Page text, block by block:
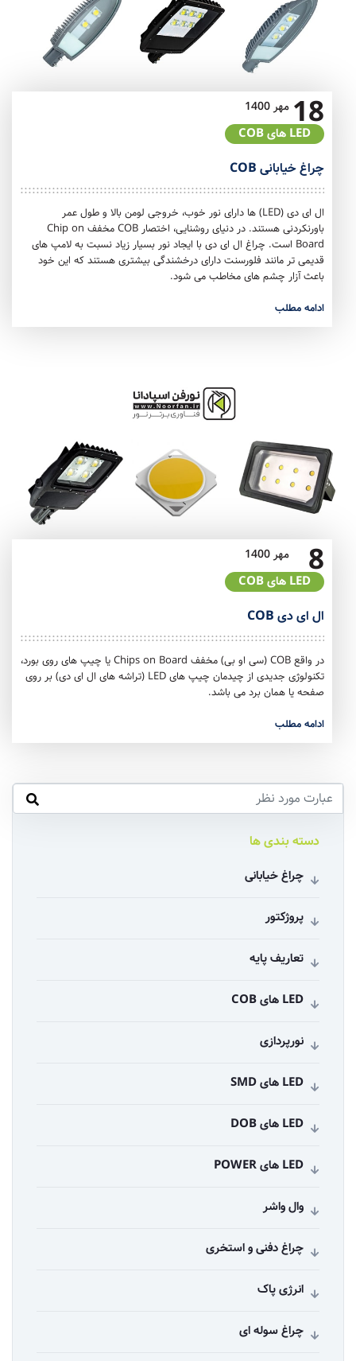
18مهر 1400
LED های COB
چراغ خیابانی COB
ال ای دی (LED) ها دارای نور خوب، خروجی لومن بالا و طول عمر
باورنکردنی هستند. در دنیای روشنایی، اختصار COB مخفف Chip on
Board است. چراغ ال ای دی با ایجاد نور بسیار زیاد نسبت به لامپ های
قدیمی تر مانند فلورسنت دارای درخشندگی بیشتری هستند که این خود
باعث آزار چشم های مخاطب می شود.
ادامه مطلب
8 مهر 1400
LED های COB
ال ای دی COB
در واقع COB (سی او بی) مخفف Chips on Board یا چیپ های روی بورد،
تکنولوژی جدیدی از چیدمان چیپ های LED (تراشه های ال ای دی) بر روی
صفحه یا همان برد می باشد.
ادامه مطلب
دسته بندی ها
چراغ خیابانی
پروژکتور
تعاریف پایه
LED های COB
نورپردازی
LED های SMD
LED های DOB
LED های POWER
وال واشر
چراغ دفنی و استخری
انرژی پاک
چراغ سوله ای